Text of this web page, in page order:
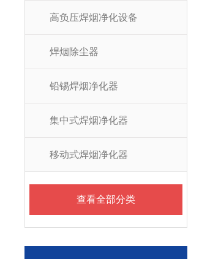
高负压焊烟净化设备
焊烟除尘器
铅锡焊烟净化器
集中式焊烟净化器
移动式焊烟净化器
查看全部分类